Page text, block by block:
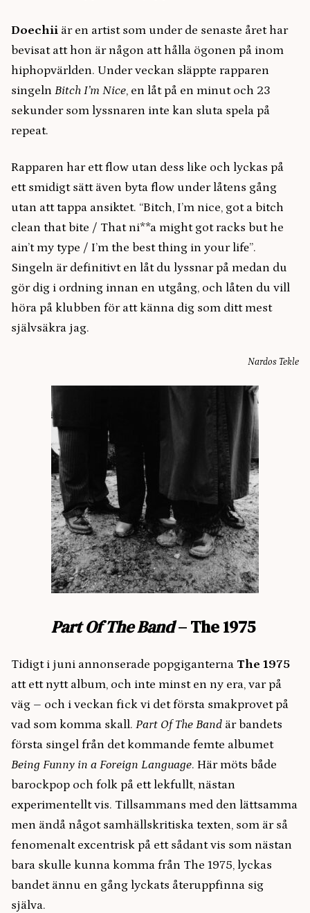
Doechii är en artist som under de senaste året har
bevisat att hon är någon att hålla ögonen på inom
hiphopvärlden. Under veckan släppte rapparen
singeln Bitch I’m Nice, en låt på en minut och 23
sekunder som lyssnaren inte kan sluta spela på
repeat.
Rapparen har ett flow utan dess like och lyckas på
ett smidigt sätt även byta flow under låtens gång
utan att tappa ansiktet. “Bitch, I’m nice, got a bitch
clean that bite / That ni**a might got racks but he
ain’t my type / I’m the best thing in your lifе”.
Singeln är definitivt en låt du lyssnar på medan du
gör dig i ordning innan en utgång, och låten du vill
höra på klubben för att känna dig som ditt mest
självsäkra jag.
Nardos Tekle
Part Of The Band– The 1975
Tidigt i juni annonserade popgiganterna The 1975
att ett nytt album, och inte minst en ny era, var på
väg – och i veckan fick vi det första smakprovet på
vad som komma skall. Part Of The Band är bandets
första singel från det kommande femte albumet
Being Funny in a Foreign Language. Här möts både
barockpop och folk på ett lekfullt, nästan
experimentellt vis. Tillsammans med den lättsamma
men ändå något samhällskritiska texten, som är så
fenomenalt excentrisk på ett sådant vis som nästan
bara skulle kunna komma från The 1975, lyckas
bandet ännu en gång lyckats återuppfinna sig
själva.